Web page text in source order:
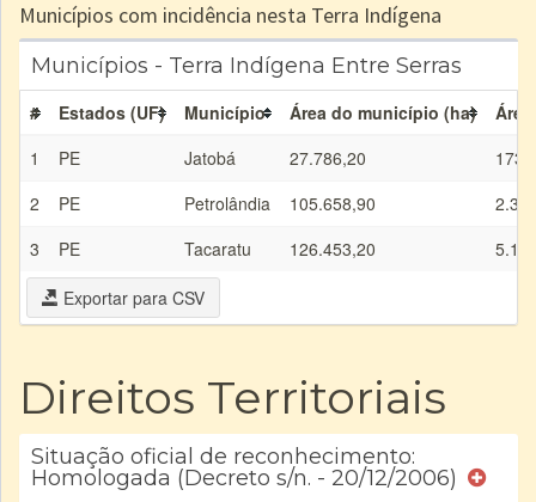
Municípios com incidência nesta Terra Indígena
Municípios - Terra Indígena Entre Serras
# Estados (UF) Município Área do município (ha)
1
PE Jatobá 27.786,20
2
PE Petrolândia 105.658,90
3
PE Tacaratu 126.453,20
Exportar para CSV
Direitos Territoriais
Situação oficial de reconhecimento:
Homologada (Decreto s/n. - 20/12/2006)